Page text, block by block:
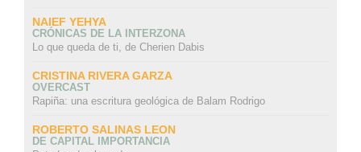
NAIEF YEHYA
CRÓNICAS DE LA INTERZONA
Lo que queda de ti, de Cherien Dabis
CRISTINA RIVERA GARZA
OVERCAST
Rapiña: una escritura geológica de Balam Rodrigo
ROBERTO SALINAS LEON
DE CAPITAL IMPORTANCIA